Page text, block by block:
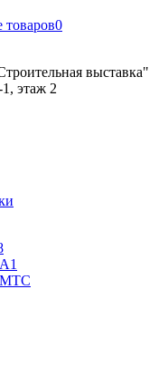
товаров0
выставка"
этаж 2
A1
МТС